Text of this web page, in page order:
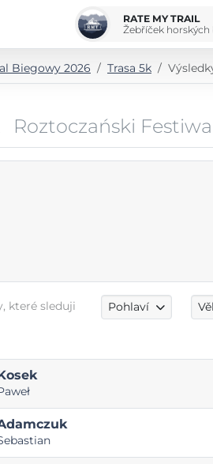
RATE MY TRAIL
Žebříček horských
Biegowy 2026 Trasa 5k
Roztoczański
které sleduji Pohlaví